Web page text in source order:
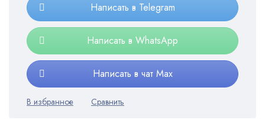
Написать в Telegram
Написать в WhatsApp
Написать в чат Max